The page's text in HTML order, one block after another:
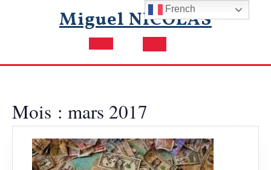
Miguel NICOLAS
Open
Mois : mars 2017
French